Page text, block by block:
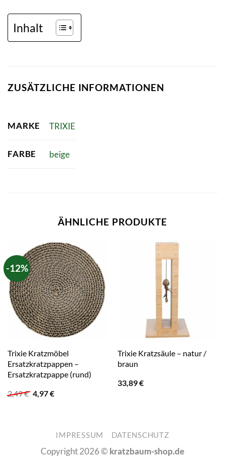
Inhalt
ZUSÄTZLICHE INFORMATIONEN
MARKE TRIXIE
FARBE beige
ÄHNLICHE PRODUKTE
-12%
Trixie Kratzmöbel
Ersatzkratzpappen –
Ersatzkratzpappe (rund)
2,49€ Ursprünglicher
Preis
4,97€Aktueller
Trixie Kratzsäule – natur /
braun
33,89€
IMPRESSUM DATENSCHUTZ
Copyright 2026 © kratzbaum-shop.de